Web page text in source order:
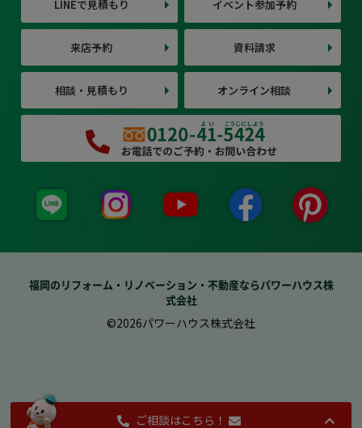
ご相談はこちら！
LINEで見積もり イベント参加予約
来店予約 資料請求
相談・見積もり オンライン相談
福岡のリフォーム・リノベーション・不動産ならパワーハウス株
式会社
©2026パワーハウス株式会社